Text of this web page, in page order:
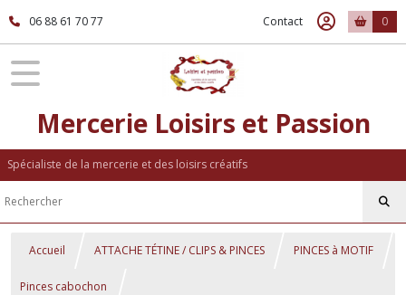
06 88 61 70 77 Contact 0
Mercerie Loisirs et Passion
Spécialiste de la mercerie et des loisirs créatifs
Accueil ATTACHE TÉTINE / CLIPS & PINCES PINCES à MOTIF
Pinces cabochon